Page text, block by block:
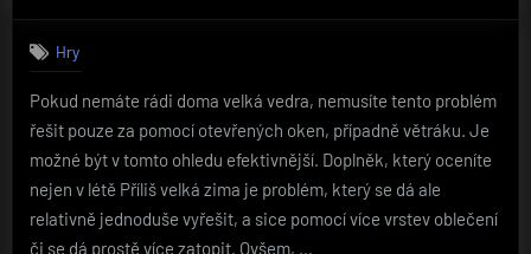
Hry
Pokud nemáte rádi doma velká vedra, nemusíte tento problém
řešit pouze za pomocí otevřených oken, případně větráku. Je
možné být v tomto ohledu efektivnější. Doplněk, který oceníte
nejen v létě Příliš velká zima je problém, který se dá ale
relativně jednoduše vyřešit, a sice pomocí více vrstev oblečení
či se dá prostě více zatopit. Ovšem, …